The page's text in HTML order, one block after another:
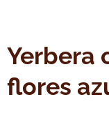
Yerbera
flores